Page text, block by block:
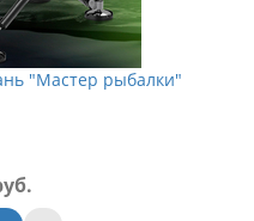
"Мастер рыбалки"